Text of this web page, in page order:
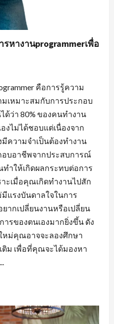
หางานprogrammerเพื่อ
คือการรู้ความ
เหมาะสมกับการประกอบ
ด้ว่า 80% ของคนทำงาน
งไม่ได้ชอบแต่เนื่องจาก
ความจำเป็นต้องทำงาน
บอาชีพจากประสบการณ์
ำให้เกิดผลกระทบต่อการ
ะเมื่อคุณเกิดทำงานไปสัก
แรงบันดาลใจในการ
ากเปลี่ยนงานหรือเปลี่ยน
รของตนเองมากยิ่งขึ้น ดัง
ม่คุณอาจจะลองศึกษา
ติม เพื่อที่คุณจะได้มองหา